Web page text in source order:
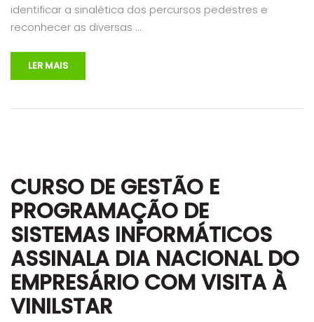
identificar a sinalética dos percursos pedestres e
reconhecer as diversas …
LER MAIS
CURSO DE GESTÃO E
PROGRAMAÇÃO DE
SISTEMAS INFORMÁTICOS
ASSINALA DIA NACIONAL DO
EMPRESÁRIO COM VISITA À
VINILSTAR